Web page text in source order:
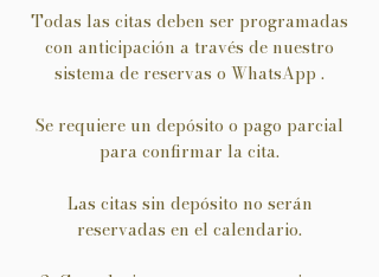
Todas las citas deben ser programadas
con anticipación a través de nuestro
sistema de reservas o WhatsApp .
Se requiere un depósito o pago parcial
para confirmar la cita.
Las citas sin depósito no serán
reservadas en el calendario.